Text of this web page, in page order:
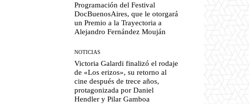
Programación del Festival
DocBuenosAires, que le otorgará
un Premio a la Trayectoria a
Alejandro Fernández Mouján
NOTICIAS
Victoria Galardi finalizó el rodaje
de «Los erizos», su retorno al
cine después de trece años,
protagonizada por Daniel
Hendler y Pilar Gamboa